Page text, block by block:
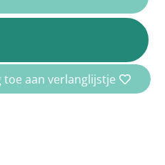
toe aan verlanglijstje